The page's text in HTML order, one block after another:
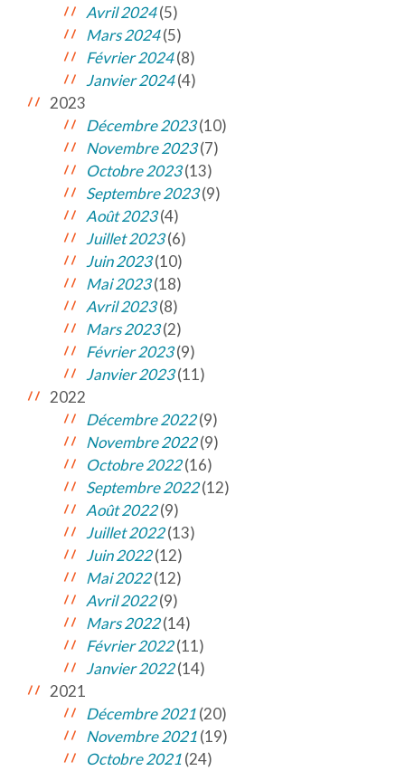
Avril 2024(5)
Mars 2024(5)
Février 2024(8)
Janvier 2024(4)
2023
Décembre 2023(10)
Novembre 2023(7)
Octobre 2023(13)
Septembre 2023(9)
Août 2023(4)
Juillet 2023(6)
Juin 2023(10)
Mai 2023(18)
Avril 2023(8)
Mars 2023(2)
Février 2023(9)
Janvier 2023(11)
2022
Décembre 2022(9)
Novembre 2022(9)
Octobre 2022(16)
Septembre 2022(12)
Août 2022(9)
Juillet 2022(13)
Juin 2022(12)
Mai 2022(12)
Avril 2022(9)
Mars 2022(14)
Février 2022(11)
Janvier 2022(14)
2021
Décembre 2021(20)
Novembre 2021(19)
Octobre 2021(24)